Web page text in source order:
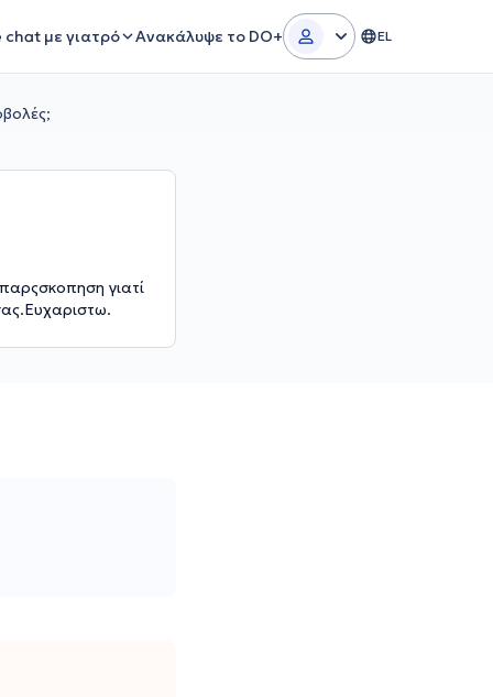
chat με γιατρό Ανακάλυψε το DO+ EL
γιατί